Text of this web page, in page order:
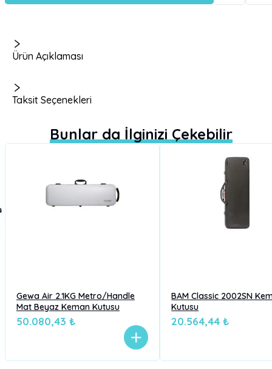
Ürün Açıklaması
Taksit Seçenekleri
Bunlar da İlginizi Çekebilir
Gewa Air 2.1KG Metro/Handle
Mat Beyaz Keman Kutusu
50.080,43 ₺
BAM Classic 2002SN
Kutusu
20.564,44 ₺